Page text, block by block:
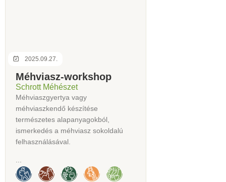
2025.09.27.
Méhviasz-workshop
Schrott Méhészet
Méhviaszgyertya vagy
méhviaszkendő készítése
természetes alapanyagokból,
ismerkedés a méhviasz sokoldalú
felhasználásával.
...